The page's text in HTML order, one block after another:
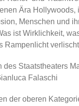
Ära Hollywoods,
Menschen und
ist Wirklichkeit,
Rampenlicht
des Staatstheaters
Falaschi
der oberen